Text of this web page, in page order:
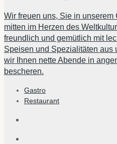
Wir freuen uns, Sie in unserem
mitten im Herzen des
freundlich und gemütlich mit
Speisen und Spezialitäten aus
wir Ihnen nette Abende in
bescheren.
Gastro
Restaurant